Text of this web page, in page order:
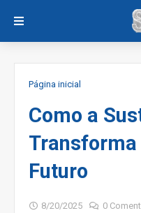
Página inicial
Como a
Transforma
Futuro
8/20/2025 0